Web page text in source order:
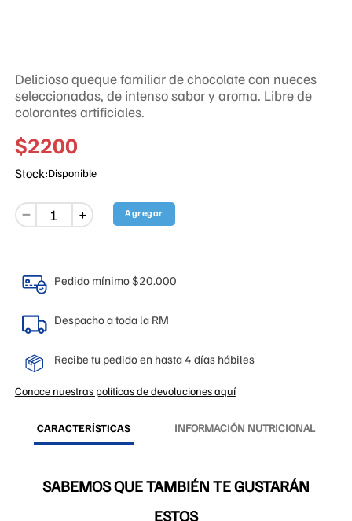
Delicioso queque familiar de chocolate con nueces
seleccionadas, de intenso sabor y aroma. Libre de
colorantes artificiales.
$2200
Stock:Disponible
＋
－ Agregar
Pedido mínimo $20.000
Despacho a toda la RM
Recibe tu pedido en hasta 4 días hábiles
Conoce nuestras políticas de devoluciones aquí
CARACTERÍSTICAS INFORMACIÓN NUTRICIONAL